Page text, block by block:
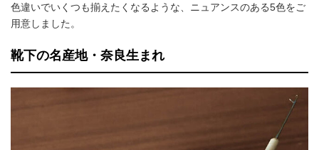
色違いでいくつも揃えたくなるような、ニュアンスのある5色をご
用意しました。
靴下の名産地・奈良生まれ